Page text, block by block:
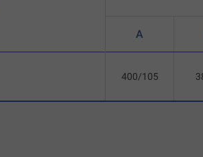
A
400/105